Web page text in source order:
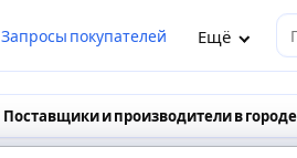
Запросы покупателей Ещё
Поставщики и производители в